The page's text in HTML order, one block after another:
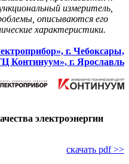
измеритель,
описываются его
характеристики.
г. Чебоксары,
Континуум», г. Ярославль
электроэнергии
скачать pdf >>